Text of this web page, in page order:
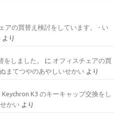
アの買替え検討をしています。 - い
より
しました。 に オフィスチェアの買
まてつやのあやしいせかい より
Keychron K3 のキーキャップ交換をし
かい より